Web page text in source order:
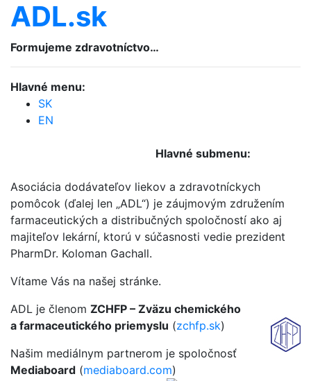
ADL.sk
Formujeme zdravotníctvo…
Hlavné menu:
SK
EN
Hlavné submenu:
Asociácia dodávateľov liekov a zdravotníckych
pomôcok (ďalej len „ADL“) je záujmovým združením
farmaceutických a distribučných spoločností ako aj
majiteľov lekární, ktorú v súčasnosti vedie prezident
PharmDr. Koloman Gachall.
Vítame Vás na našej stránke.
ADL je členom ZCHFP – Zväzu chemického
a farmaceutického priemyslu (zchfp.sk)
Našim mediálnym partnerom je spoločnosť
Mediaboard (mediaboard.com)